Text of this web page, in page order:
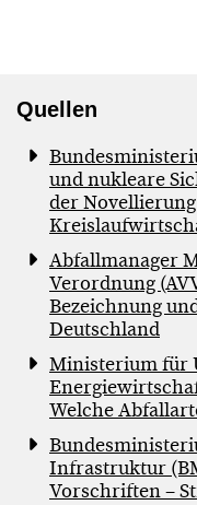
Quellen
und nukleare
der Novellierung
Abfallmanager
Verordnung
Bezeichnung
Deutschland
Ministerium für
Welche
Infrastruktur
Vorschriften –